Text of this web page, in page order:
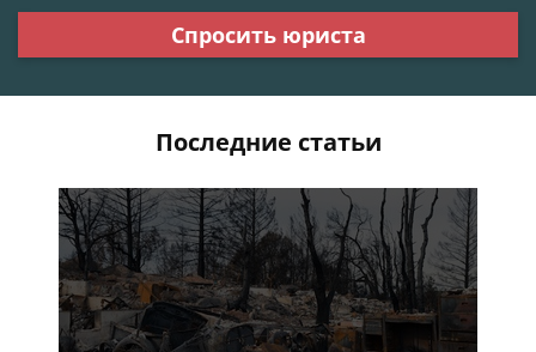
Спросить юриста
Последние статьи